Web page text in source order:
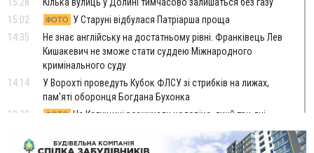
15:02
ФОТО
У Старуні відбулася Патріарша проща
14:35
Не знає англійську на достатньому рівні. Франківець Лев
Кишакевич не зможе стати суддею Міжнародного
кримінального суду
14:14
У Ворохті проведуть Кубок ФЛСУ зі стрибків на лижах,
пам'яті оборонця Богдана Бухонка
13:30
ФОТО На Калущині розшукали чоловіка, який три дні
13:14
Боднар розповів про реакцію влади Польщі на атаки на